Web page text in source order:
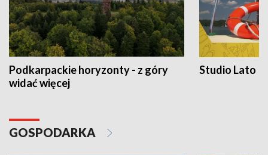
Podkarpackie horyzonty - z góry
widać więcej
Studio Lato
GOSPODARKA